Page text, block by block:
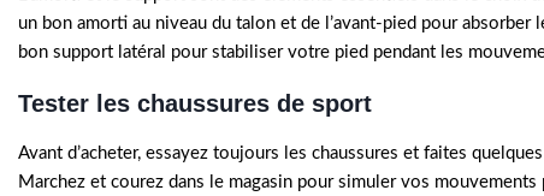
un bon amorti au niveau du talon et de l’avant-pied pour
bon support latéral pour stabiliser votre pied pendant les
Tester les chaussures de sport
Avant d’acheter, essayez toujours les chaussures et faites
Marchez et courez dans le magasin pour simuler vos